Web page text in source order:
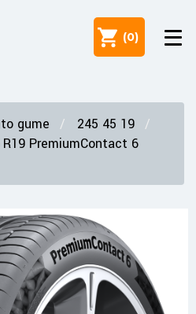
(0)
gume
245 45 19
R19 PremiumContact 6